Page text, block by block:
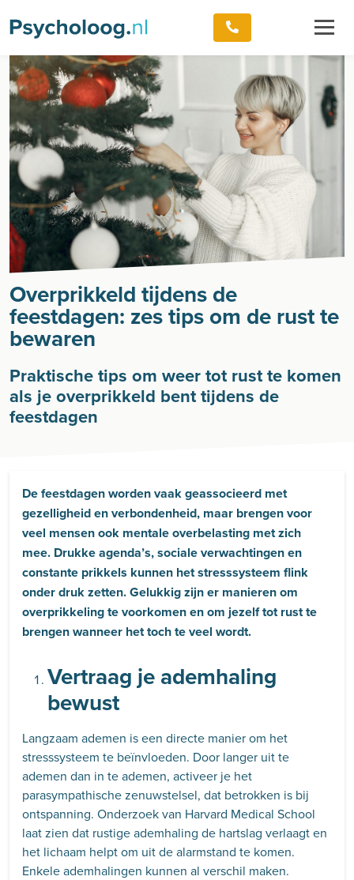
Overprikkeld tijdens de
feestdagen: zes tips om de rust te
bewaren
Praktische tips om weer tot rust te komen
als je overprikkeld bent tijdens de
feestdagen
De feestdagen worden vaak geassocieerd met
gezelligheid en verbondenheid, maar brengen voor
veel mensen ook mentale overbelasting met zich
mee. Drukke agenda’s, sociale verwachtingen en
constante prikkels kunnen het stresssysteem flink
onder druk zetten. Gelukkig zijn er manieren om
overprikkeling te voorkomen en om jezelf tot rust te
brengen wanneer het toch te veel wordt.
Vertraag je ademhaling
bewust
Langzaam ademen is een directe manier om het
stresssysteem te beïnvloeden. Door langer uit te
ademen dan in te ademen, activeer je het
parasympathische zenuwstelsel, dat betrokken is bij
ontspanning. Onderzoek van Harvard Medical School
laat zien dat rustige ademhaling de hartslag verlaagt en
het lichaam helpt om uit de alarmstand te komen.
Enkele ademhalingen kunnen al verschil maken.